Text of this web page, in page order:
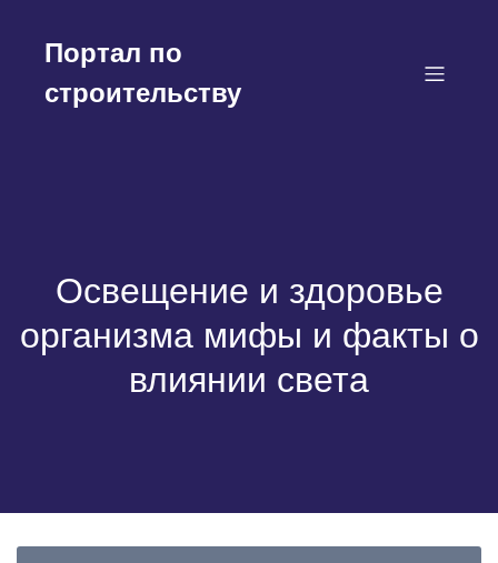
содержимому
Портал по
строительству
Освещение и здоровье
организма мифы и факты о
влиянии света